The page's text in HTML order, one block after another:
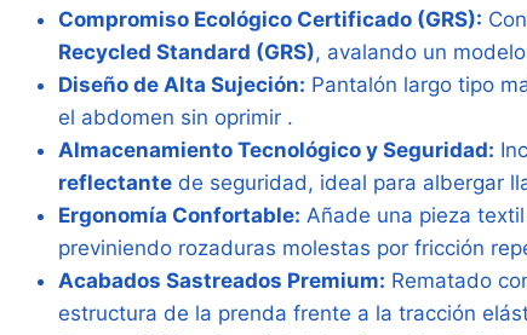
Compromiso Ecológico Certificado (GRS):
Recycled Standard (GRS), avalando un
Diseño de Alta Sujeción: Pantalón largo tipo
el abdomen sin oprimir .
Almacenamiento Tecnológico y Seguridad:
reflectantede seguridad, ideal para albergar
Ergonomía Confortable: Añade una pieza
previniendo rozaduras molestas por fricción
Acabados Sastreados Premium: Rematado
estructura de la prenda frente a la tracción